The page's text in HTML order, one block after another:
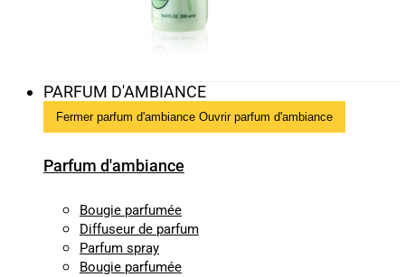
PARFUM D'AMBIANCE
Fermer parfum d'ambiance Ouvrir parfum d'ambiance
Parfum d'ambiance
Bougie parfumée
Diffuseur de parfum
Parfum spray
Bougie parfumée